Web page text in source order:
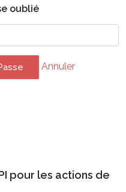
oublié
Annuler
pour les actions de